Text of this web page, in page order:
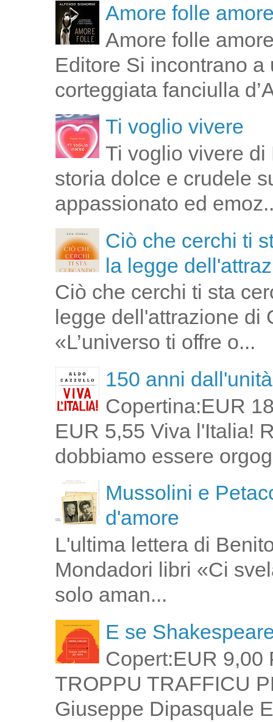
Amore folle
Amore folle
Editore Si incontrano
corteggiata fanciulla
Ti voglio vivere
Ti voglio vivere
storia dolce e crudele
appassionato ed
Ciò che cerchi ti
la legge
Ciò che cerchi ti sta
legge dell'attrazione
«L’universo ti offre o...
150 anni
Copertina:EUR
EUR 5,55 Viva l'Italia!
dobbiamo essere
Mussolini e
d'amore
L'ultima lettera di
Mondadori libri «Ci
solo aman...
E se
Copert:EUR 9,00
TROPPU TRAFFICU
Giuseppe Dipasquale